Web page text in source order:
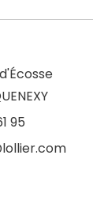
95